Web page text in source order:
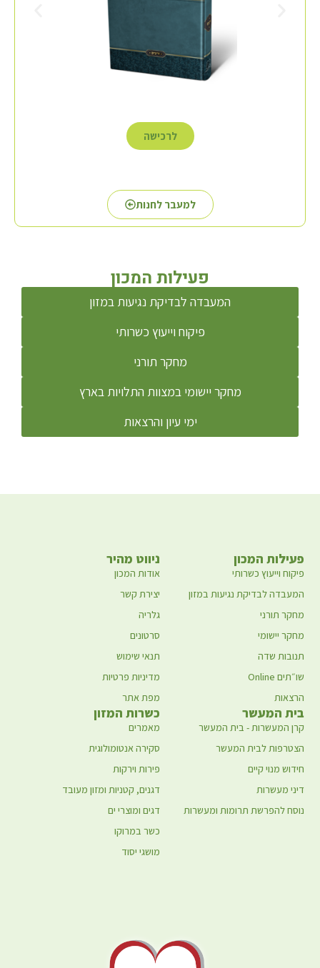
לרכישה
למעבר לחנות
פעילות המכון
המעבדה לבדיקת נגיעות במזון
פיקוח וייעוץ כשרותי
מחקר תורני
מחקר יישומי במצוות התלויות בארץ
ימי עיון והרצאות
ניווט מהיר
אודות המכון
יצירת קשר
גלריה
סרטונים
תנאי שימוש
מדיניות פרטיות
מפת אתר
פעילות המכון
פיקוח וייעוץ כשרותי
המעבדה לבדיקת נגיעות במזון
מחקר תורני
מחקר יישומי
תנובות שדה
שו״תים Online
הרצאות
כשרות המזון
מאמרים
סקירה אנטומולוגית
פירות וירקות
דגנים, קטניות ומזון מעובד
דגים ומוצרי ים
כשר במרוקו
מושגי יסוד
בית המעשר
קרן המעשרות - בית המעשר
הצטרפות לבית המעשר
חידוש מנוי קיים
דיני מעשרות
נוסח להפרשת תרומות ומעשרות